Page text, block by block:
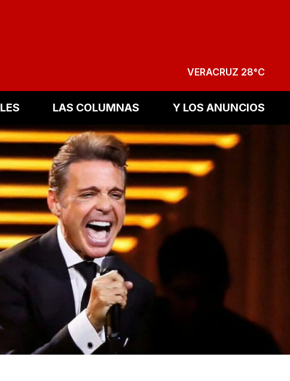
VERACRUZ 28°C
LAS COLUMNAS Y LOS ANUNCIOS